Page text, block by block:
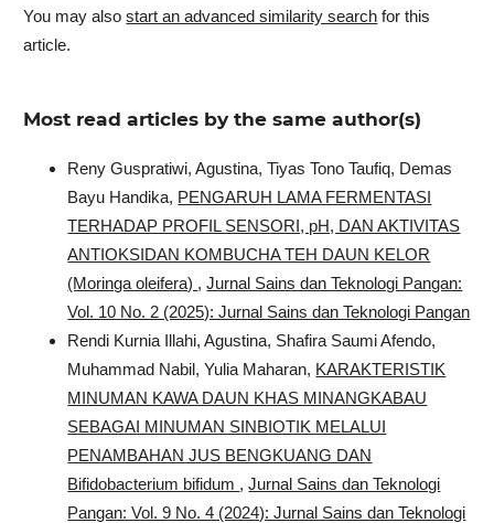
You may alsostart an advanced similarity search for this
article.
Most read articles by the same author(s)
Reny Guspratiwi, Agustina, Tiyas Tono Taufiq, Demas
Bayu Handika, PENGARUH LAMA FERMENTASI
TERHADAP PROFIL SENSORI, pH, DAN AKTIVITAS
ANTIOKSIDAN KOMBUCHA TEH DAUN KELOR
(Moringa oleifera) ,Jurnal Sains dan Teknologi Pangan:
Vol. 10 No. 2 (2025): Jurnal Sains dan Teknologi Pangan
Rendi Kurnia Illahi, Agustina, Shafira Saumi Afendo,
Muhammad Nabil, Yulia Maharan, KARAKTERISTIK
MINUMAN KAWA DAUN KHAS MINANGKABAU
SEBAGAI MINUMAN SINBIOTIK MELALUI
PENAMBAHAN JUS BENGKUANG DAN
Bifidobacterium bifidum ,Jurnal Sains dan Teknologi
Pangan: Vol. 9 No. 4 (2024): Jurnal Sains dan Teknologi